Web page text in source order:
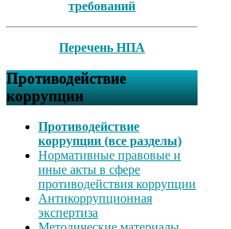
требований
Перечень НПА
Противодействие
коррупции
Противодействие
коррупции (все разделы)
Нормативные правовые и
иные акты в сфере
противодействия коррупции
Антикоррупционная
экспертиза